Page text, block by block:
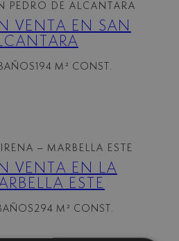
PEDRO DE ALCANTARA
VENTA EN SAN
194 M² CONST.
– MARBELLA ESTE
VENTA EN LA
ESTE
294 M² CONST.